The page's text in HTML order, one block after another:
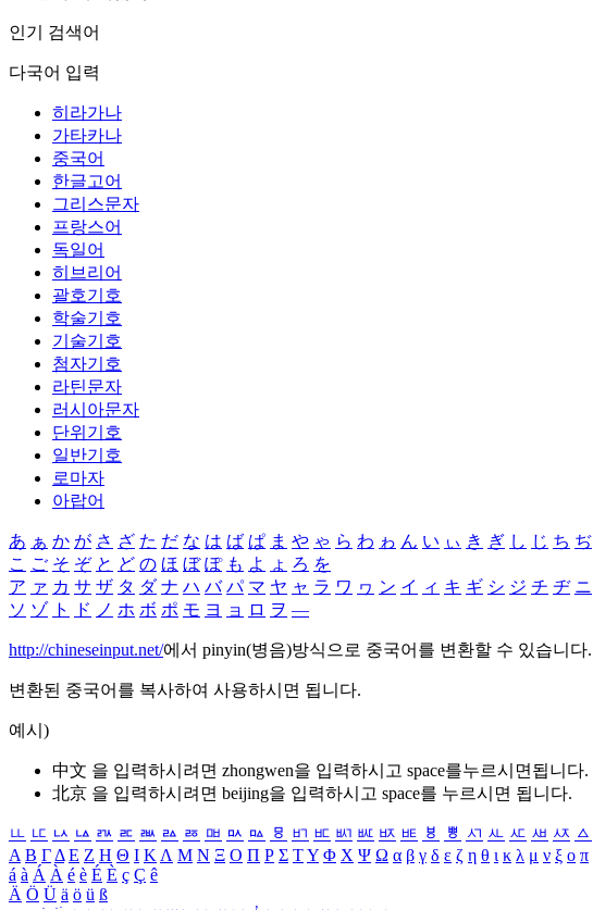
인기 검색어
다국어 입력
히라가나
가타카나
중국어
한글고어
그리스문자
프랑스어
독일어
히브리어
괄호기호
학술기호
기술기호
첨자기호
라틴문자
러시아문자
단위기호
일반기호
로마자
아랍어
あ ぁ か が さ ざ た だ な は ば ぱ ま や ゃ ら わ ゎ ん い ぃ き ぎ し じ ち ぢ
こ ご そ ぞ と ど の ほ ぼ ぽ も よ ょ ろ を
ア ァ カ サ ザ タ ダ ナ ハ バ パ マ ヤ ャ ラ ワ ヮ ン イ ィ キ ギ シ ジ チ ヂ ニ
ソ ゾ ト ド ノ ホ ボ ポ モ ヨ ョ ロ ヲ ―
http://chineseinput.net/에서 pinyin(병음)방식으로 중국어를 변환할 수 있습니다.
변환된 중국어를 복사하여 사용하시면 됩니다.
예시)
中文 을 입력하시려면 zhongwen을 입력하시고 space를누르시면됩니다.
北京 을 입력하시려면 beijing을 입력하시고 space를 누르시면 됩니다.
ㅥ ㅦ ㅧ ㅨ ㅩ ㅪ ㅫ ㅬ ㅭ ㅮ ㅯ ㅰ ㅱ ㅲ ㅳ ㅴ ㅵ ㅶ ㅷ ㅸ ㅹ ㅺ ㅻ ㅼ ㅽ ㅾ ㅿ
Α Β ΓΔ Ε Ζ Η Θ Ι ΚΛ Μ Ν Ξ Ο Π Ρ Σ ΤΥ Φ Χ Ψ Ω α β γ δ ε ζ η θ ι κ λ μ ν ξ ο π
á à Á À é è É È ç Ç ê
Ä Ö Ü ä ö ü ß